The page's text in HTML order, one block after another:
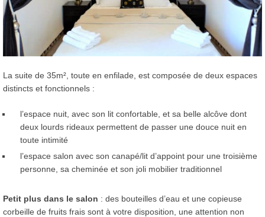
La suite de 35m², toute en enfilade, est composée de deux espaces
distincts et fonctionnels :
l’espace nuit, avec son lit confortable, et sa belle alcôve dont
deux lourds rideaux permettent de passer une douce nuit en
toute intimité
l’espace salon avec son canapé/lit d’appoint pour une troisième
personne, sa cheminée et son joli mobilier traditionnel
Petit plus dans le salon : des bouteilles d’eau et une copieuse
corbeille de fruits frais sont à votre disposition, une attention non